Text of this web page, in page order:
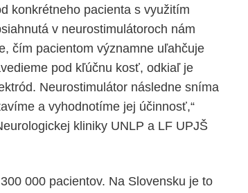
konkrétneho pacienta s využitím
v neurostimulátoroch nám
čím pacientom významne uľahčuje
pod kľúčnu kosť, odkiaľ je
Neurostimulátor následne sníma
a vyhodnotíme jej účinnosť,“
kliniky UNLP a LF UPJŠ
000 pacientov. Na Slovensku je to